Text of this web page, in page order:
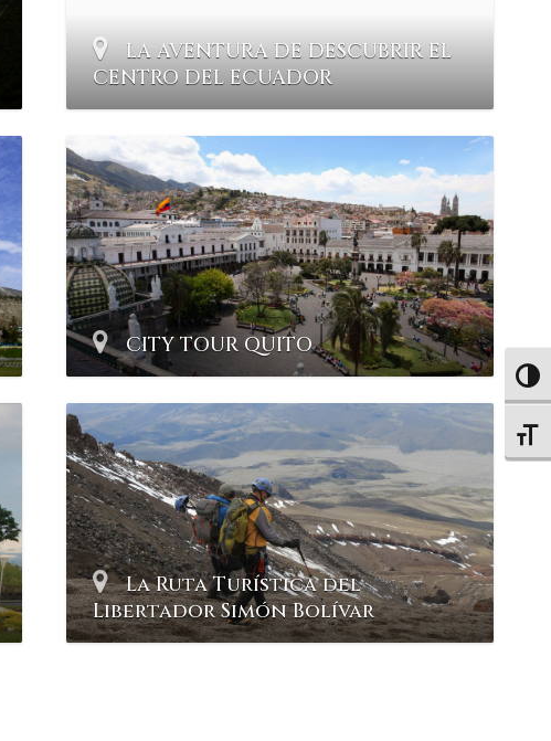
LA AVENTURA DE DESCUBRIR EL
CENTRO DEL ECUADOR
CITY TOUR QUITO
La Ruta Turística del
Libertador Simón Bolívar